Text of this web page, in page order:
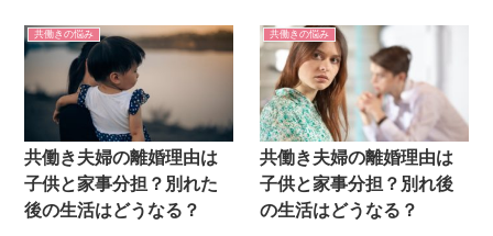
れない秘訣をまとめてみました。
ぜひ、参考にしてみてください
で働く妻のほうが、総労働時間は
長い、 という結果が出ました。 ワ
ンオペ育児をしながら正社員で働
く、ということは、 外で仕事を
し、家に帰ってからも休む間もな
く仕事をする、 ということです。
こんな生活ではいつか限界が来て
しまう日も、 いつか訪れてしまう
でしょう。 そうなったとき、妻の
頭の中には「離婚」の二文字が…
共働きの悩み
共働き夫婦の離婚理由は
子供と家事分担？別れた
後の生活はどうなる？
共働きの悩み
共働き夫婦の離婚理由は
子供と家事分担？別れ後
の生活はどうなる？